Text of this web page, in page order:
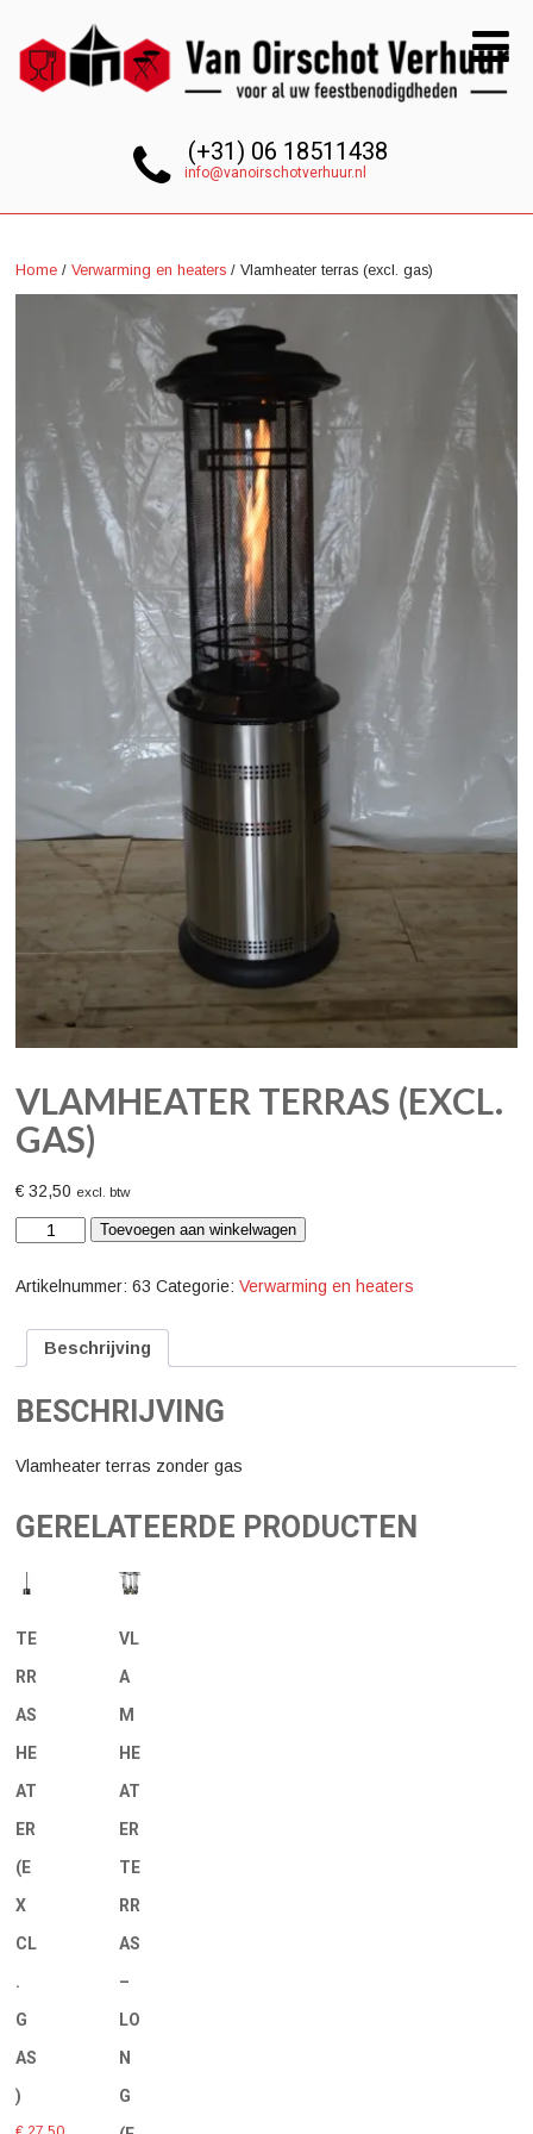
(+31) 06 18511438
info@vanoirschotverhuur.nl
Home /Verwarming en heaters / Vlamheater terras (excl. gas)
VLAMHEATER TERRAS (EXCL.
GAS)
€ 32,50 excl. btw
Vlamheater
terras
gas)
Toevoegen aan winkelwagen
Artikelnummer:63 Categorie:Verwarming en heaters
Beschrijving
BESCHRIJVING
Vlamheater terras zonder gas
GERELATEERDE PRODUCTEN
TE
RR
AS
HE
AT
ER
(E
X
CL
.
G
AS
)
VL
A
M
HE
AT
ER
TE
RR
AS
–
LO
N
G